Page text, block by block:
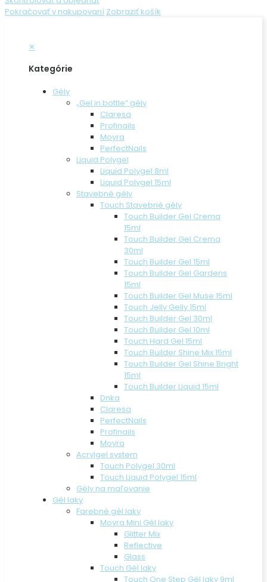
Pokračovať v nakupovaní Zobraziť košík
✕
Kategórie
Gély
„Gel in bottle“ gély
Claresa
Profinails
Moyra
PerfectNails
Liquid Polygel
Liquid Polygel 8ml
Liquid Polygel 15ml
Stavebné gély
Touch Stavebné gély
Touch Builder Gel Crema
15ml
Touch Builder Gel Crema
30ml
Touch Builder Gel 15ml
Touch Builder Gel Gardens
15ml
Touch Builder Gel Muse 15ml
Touch Jelly Gelly 15ml
Touch Builder Gel 30ml
Touch Builder Gel 10ml
Touch Hard Gel 15ml
Touch Builder Shine Mix 15ml
Touch Builder Gel Shine Bright
15ml
Touch Builder Liquid 15ml
Dnka
Claresa
PerfectNails
Profinails
Moyra
Acrylgel system
Touch Polygel 30ml
Touch Liquid Polygel 15ml
Gély na maľovanie
Gél laky
Farebné gél laky
Moyra Mini Gél laky
Glitter Mix
Reflective
Glass
Touch Gél laky
Touch One Step Gél laky 9ml